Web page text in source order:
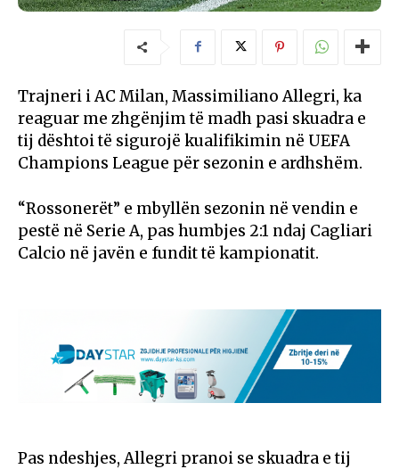
Trajneri iAC Milan, Massimiliano Allegri, ka
reaguar me zhgënjim të madh pasi skuadra e
tij dështoi të sigurojë kualifikimin në UEFA
Champions League për sezonin e ardhshëm.
“Rossonerët” e mbyllën sezonin në vendin e
pestë në Serie A, pas humbjes 2:1 ndaj Cagliari
Calcio në javën e fundit të kampionatit.
Pas ndeshjes, Allegri pranoi se skuadra e tij